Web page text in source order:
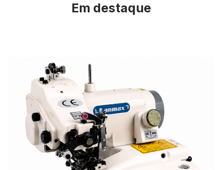
Em destaque